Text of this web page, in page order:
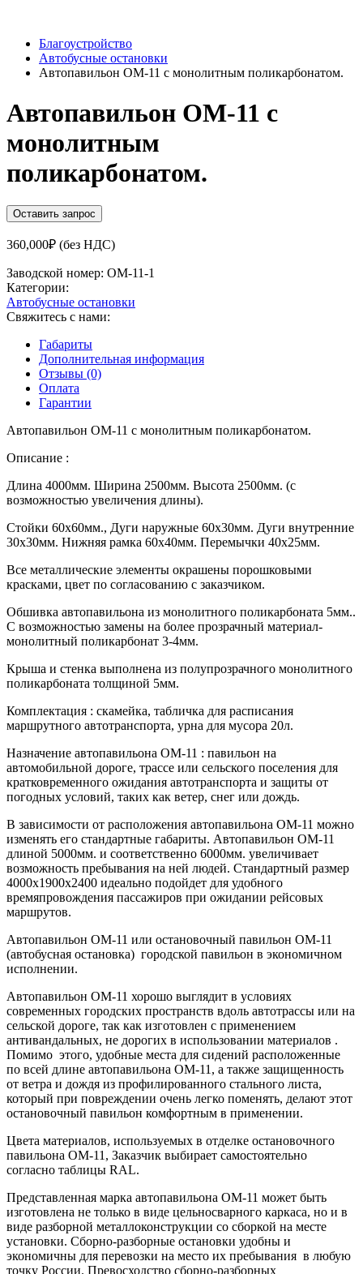
Благоустройство
Автобусные остановки
Автопавильон ОМ-11 с монолитным поликарбонатом.
Автопавильон ОМ-11 с
монолитным
поликарбонатом.
Оставить запрос
360,000₽ (без НДС)
Заводской номер: ОМ-11-1
Категории:
Автобусные остановки
Свяжитесь с нами:
Габариты
Дополнительная информация
Отзывы (0)
Оплата
Гарантии
Автопавильон ОМ-11 с монолитным поликарбонатом.
Описание :
Длина 4000мм. Ширина 2500мм. Высота 2500мм. (с
возможностью увеличения длины).
Стойки 60х60мм., Дуги наружные 60х30мм. Дуги внутренние
30х30мм. Нижняя рамка 60х40мм. Перемычки 40х25мм.
Все металлические элементы окрашены порошковыми
красками, цвет по согласованию с заказчиком.
Обшивка автопавильона из монолитного поликарбоната 5мм..
С возможностью замены на более прозрачный материал-
монолитный поликарбонат 3-4мм.
Крыша и стенка выполнена из полупрозрачного монолитного
поликарбоната толщиной 5мм.
Комплектация : скамейка, табличка для расписания
маршрутного автотранспорта, урна для мусора 20л.
Назначение автопавильона ОМ-11 : павильон на
автомобильной дороге, трассе или сельского поселения для
кратковременного ожидания автотранспорта и защиты от
погодных условий, таких как ветер, снег или дождь.
В зависимости от расположения автопавильона ОМ-11 можно
изменять его стандартные габариты. Автопавильон ОМ-11
длиной 5000мм. и соответственно 6000мм. увеличивает
возможность пребывания на ней людей. Стандартный размер
4000х1900х2400 идеально подойдет для удобного
времяпровождения пассажиров при ожидании рейсовых
маршрутов.
Автопавильон ОМ-11 или остановочный павильон ОМ-11
(автобусная остановка) городской павильон в экономичном
исполнении.
Автопавильон ОМ-11 хорошо выглядит в условиях
современных городских пространств вдоль автотрассы или на
сельской дороге, так как изготовлен с применением
антивандальных, не дорогих в использовании материалов .
Помимо этого, удобные места для сидений расположенные
по всей длине автопавильона ОМ-11, а также защищенность
от ветра и дождя из профилированного стального листа,
который при повреждении очень легко поменять, делают этот
остановочный павильон комфортным в применении.
Цвета материалов, используемых в отделке остановочного
павильона ОМ-11, Заказчик выбирает самостоятельно
согласно таблицы RAL.
Представленная марка автопавильона ОМ-11 может быть
изготовлена не только в виде цельносварного каркаса, но и в
виде разборной металлоконструкции со сборкой на месте
установки. Сборно-разборные остановки удобны и
экономичны для перевозки на место их пребывания в любую
точку России. Превосходство сборно-разборных